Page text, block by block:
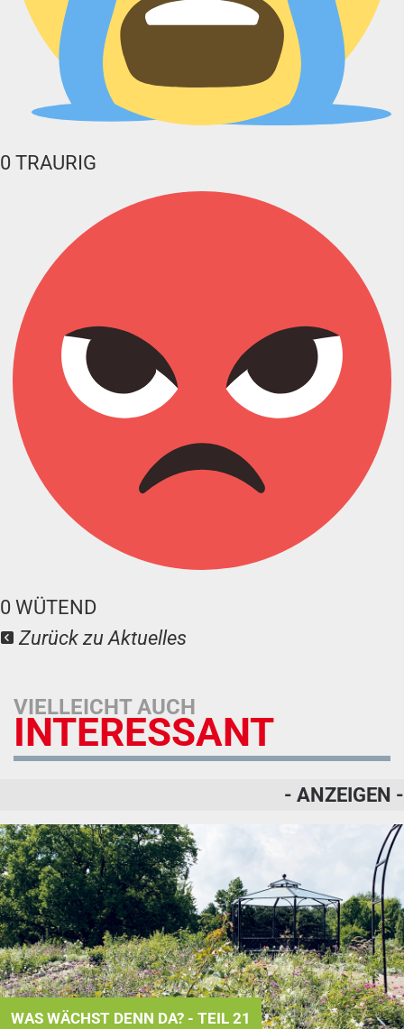
0 TRAURIG
0 WÜTEND
Zurück zu Aktuelles
VIELLEICHT AUCH
INTERESSANT
- ANZEIGEN -
WAS WÄCHST DENN DA? - TEIL 21